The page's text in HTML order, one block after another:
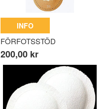
INFO
FÖRFOTSSTÖD
200,00 kr